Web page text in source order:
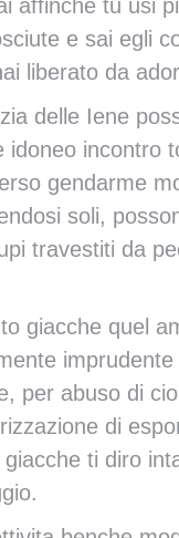
affinche tu usi
e sai egli
liberato da
delle Iene
idoneo incontro
gendarme
soli,
travestiti da
giacche quel
imprudente
per abuso di
di
ti diro